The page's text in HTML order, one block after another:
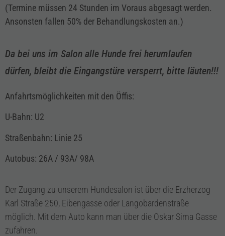
(Termine müssen 24 Stunden im Voraus abgesagt werden.
Ansonsten fallen 50% der Behandlungskosten an.)
Da bei uns im Salon alle Hunde frei herumlaufen
dürfen, bleibt die Eingangstüre versperrt, bitte läuten!!!
Anfahrtsmöglichkeiten mit den Öffis:
U-Bahn: U2
Straßenbahn: Linie 25
Autobus: 26A / 93A/ 98A
Der Zugang zu unserem Hundesalon ist über die Erzherzog
Karl Straße 250, Eibengasse oder Langobardenstraße
möglich. Mit dem Auto kann man über die Oskar Sima Gasse
zufahren.